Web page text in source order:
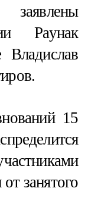
Раунак
15
занятого